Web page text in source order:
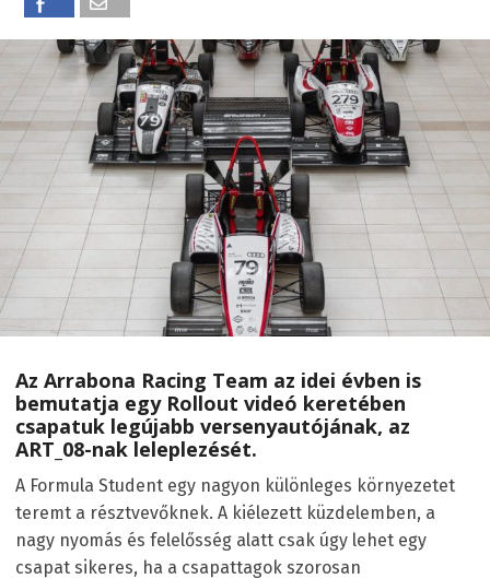
Az Arrabona Racing Team az idei évben is
bemutatja egy Rollout videó keretében
csapatuk legújabb versenyautójának, az
ART_08-nak leleplezését.
A Formula Student egy nagyon különleges környezetet
teremt a résztvevőknek. A kiélezett küzdelemben, a
nagy nyomás és felelősség alatt csak úgy lehet egy
csapat sikeres, ha a csapattagok szorosan